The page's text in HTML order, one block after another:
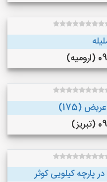
(175)
پارچه کیلویی کوثر